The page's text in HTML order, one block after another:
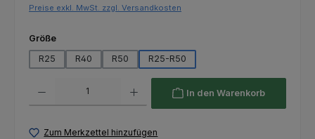
Preise exkl. MwSt. zzgl. Versandkosten
Größeauswählen
R25
R40 R50 R25-R50
In den Warenkorb
Zum Merkzettel hinzufügen